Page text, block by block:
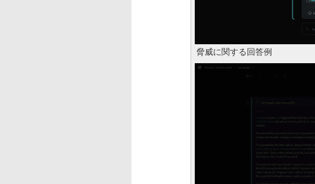
脅威に関する回答例